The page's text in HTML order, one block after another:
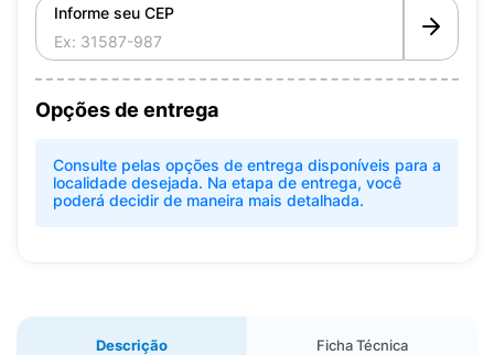
Informe seu CEP
Opções de entrega
Consulte pelas opções de entrega disponíveis para a
localidade desejada. Na etapa de entrega, você
poderá decidir de maneira mais detalhada.
Descrição Ficha Técnica